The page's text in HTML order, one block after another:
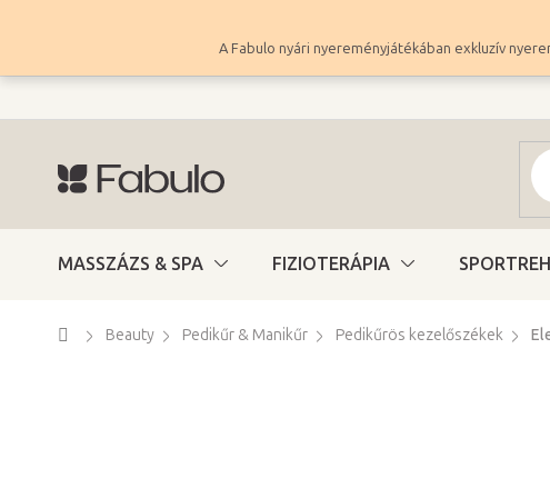
tartalomhoz
A Fabulo nyári nyereményjátékában exkluzív
MASSZÁZS & SPA FIZIOTERÁPIA
Kezdőlap
Beauty Pedikűr & Manikűr Pedikűrös kezelőszékek